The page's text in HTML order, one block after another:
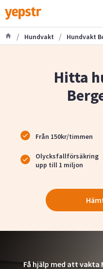
/ Hundvakt / Hundvakt
Hitta
Från 150kr/timmen
Olycksfallförsäkring
upp till 1 miljon
Få hjälp med att vakta